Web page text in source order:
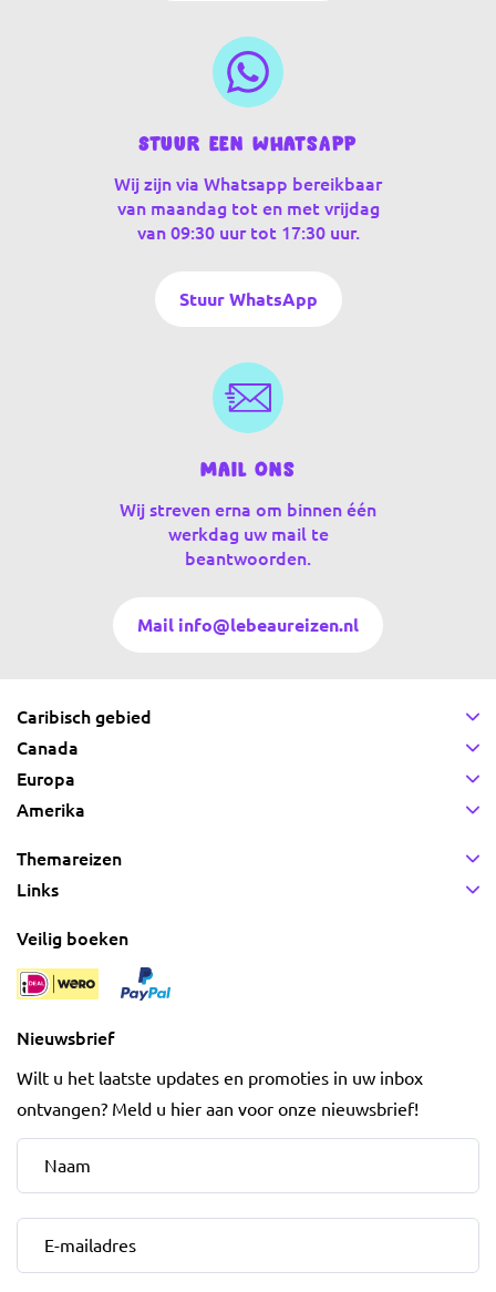
Stuur een WhatsApp
Wij zijn via Whatsapp bereikbaar
van maandag tot en met vrijdag
van 09:30 uur tot 17:30 uur.
Stuur WhatsApp
Mail ons
Wij streven erna om binnen één
werkdag uw mail te
beantwoorden.
Mail info@lebeaureizen.nl
Caribisch gebied
Canada
Europa
Amerika
Themareizen
Links
Veilig boeken
Nieuwsbrief
Wilt u het laatste updates en promoties in uw inbox
ontvangen? Meld u hier aan voor onze nieuwsbrief!
Naam*
E-mailadres*